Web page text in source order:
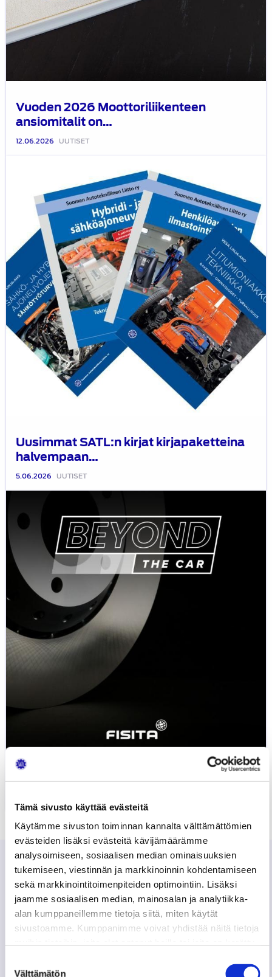
Tämä sivusto käyttää evästeitä
Käytämme sivuston toiminnan kannalta välttämättömien
evästeiden lisäksi evästeitä kävijämäärämme
analysoimiseen, sosiaalisen median ominaisuuksien
tukemiseen, viestinnän ja markkinoinnin kohdentamiseen
sekä markkinointitoimenpiteiden optimointiin. Lisäksi
jaamme sosiaalisen median, mainosalan ja analytiikka-
alan kumppaneillemme tietoja siitä, miten käytät
sivustoamme. Kumppanimme voivat yhdistää näitä tietoja
Välttämätön
Vuoden 2026 Moottoriliikenteen
ansiomitalit on…
12.06.2026 UUTISET
Uusimmat SATL:n kirjat kirjapaketteina
halvempaan…
5.06.2026 UUTISET
kirjapaketteina
halvempaan
hintaan
FISITA podcast Beyond the Car,…
podcast
Beyond
the
Car,
osa
on
Autoalan ajankohtaisia
tiedotteita
Mt 180 Kurkela-Kuusisto-hanke: muistutus
liikennejärjestelyistä ja